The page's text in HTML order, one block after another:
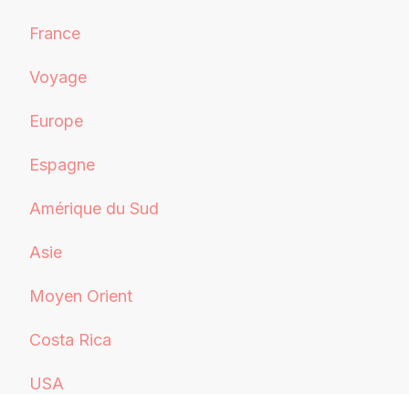
France
Voyage
Europe
Espagne
Amérique du Sud
Asie
Moyen Orient
Costa Rica
USA